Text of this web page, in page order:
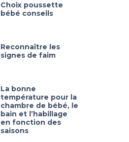
Choix poussette
bébé conseils
Reconnaître les
signes de faim
La bonne
température pour la
chambre de bébé, le
bain et l’habillage
en fonction des
saisons